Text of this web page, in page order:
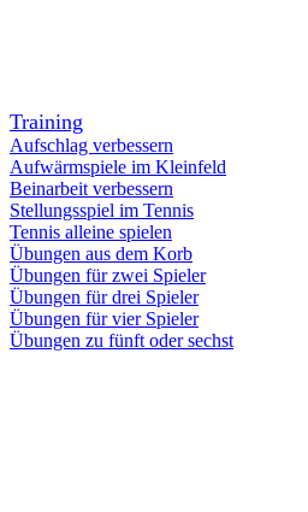
Training
Aufschlag verbessern
Aufwärmspiele im Kleinfeld
Beinarbeit verbessern
Stellungsspiel im Tennis
Tennis alleine spielen
Übungen aus dem Korb
Übungen für zwei Spieler
Übungen für drei Spieler
Übungen für vier Spieler
Übungen zu fünft oder sechst